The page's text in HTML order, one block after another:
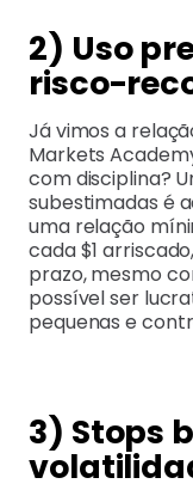
2) Uso
risco-
Já vimos a
Markets
com disciplina?
subestimadas é
uma relação
cada $1
prazo, mesmo
possível ser
pequenas e
3) Stops